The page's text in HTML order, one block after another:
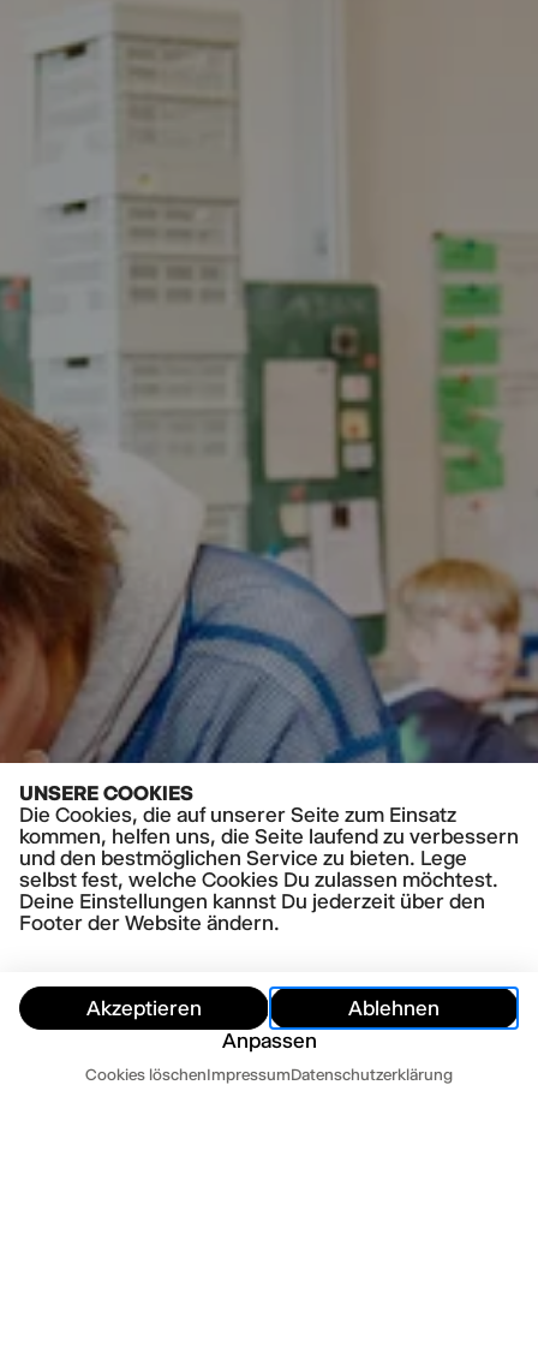
UNSERE COOKIES
Die Cookies, die auf unserer Seite zum Einsatz
kommen, helfen uns, die Seite laufend zu verbessern
und den bestmöglichen Service zu bieten. Lege
selbst fest, welche Cookies Du zulassen möchtest.
Deine Einstellungen kannst Du jederzeit über den
Footer der Website ändern.
Akzeptieren
Ablehnen
Anpassen
Cookies löschenImpressumDatenschutzerklärung
Termine